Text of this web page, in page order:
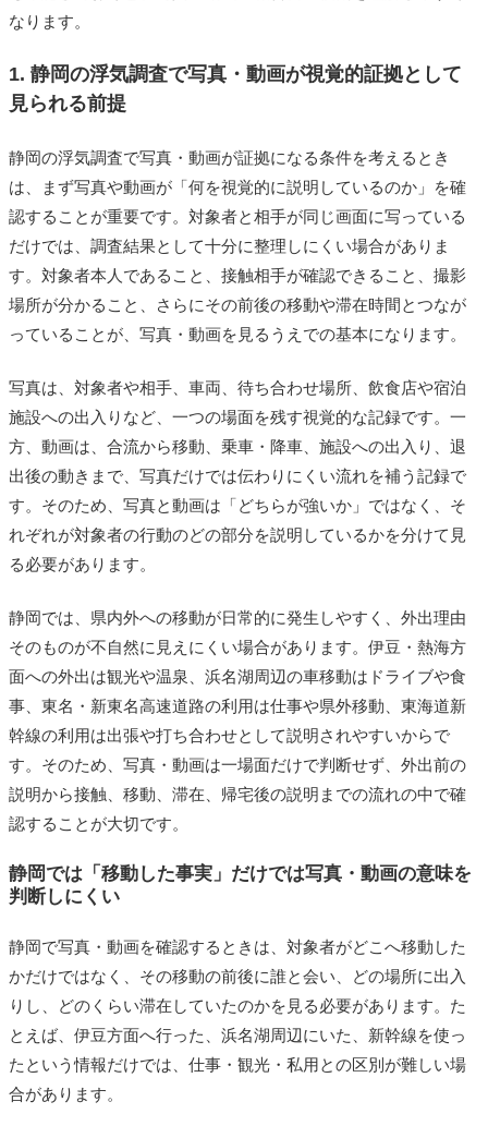
なります。
1. 静岡の浮気調査で写真・動画が視覚的証拠として
見られる前提
静岡の浮気調査で写真・動画が証拠になる条件を考えるとき
は、まず写真や動画が「何を視覚的に説明しているのか」を確
認することが重要です。対象者と相手が同じ画面に写っている
だけでは、調査結果として十分に整理しにくい場合がありま
す。対象者本人であること、接触相手が確認できること、撮影
場所が分かること、さらにその前後の移動や滞在時間とつなが
っていることが、写真・動画を見るうえでの基本になります。
写真は、対象者や相手、車両、待ち合わせ場所、飲食店や宿泊
施設への出入りなど、一つの場面を残す視覚的な記録です。一
方、動画は、合流から移動、乗車・降車、施設への出入り、退
出後の動きまで、写真だけでは伝わりにくい流れを補う記録で
す。そのため、写真と動画は「どちらが強いか」ではなく、そ
れぞれが対象者の行動のどの部分を説明しているかを分けて見
る必要があります。
静岡では、県内外への移動が日常的に発生しやすく、外出理由
そのものが不自然に見えにくい場合があります。伊豆・熱海方
面への外出は観光や温泉、浜名湖周辺の車移動はドライブや食
事、東名・新東名高速道路の利用は仕事や県外移動、東海道新
幹線の利用は出張や打ち合わせとして説明されやすいからで
す。そのため、写真・動画は一場面だけで判断せず、外出前の
説明から接触、移動、滞在、帰宅後の説明までの流れの中で確
認することが大切です。
静岡では「移動した事実」だけでは写真・動画の意味を
判断しにくい
静岡で写真・動画を確認するときは、対象者がどこへ移動した
かだけではなく、その移動の前後に誰と会い、どの場所に出入
りし、どのくらい滞在していたのかを見る必要があります。た
とえば、伊豆方面へ行った、浜名湖周辺にいた、新幹線を使っ
たという情報だけでは、仕事・観光・私用との区別が難しい場
合があります。